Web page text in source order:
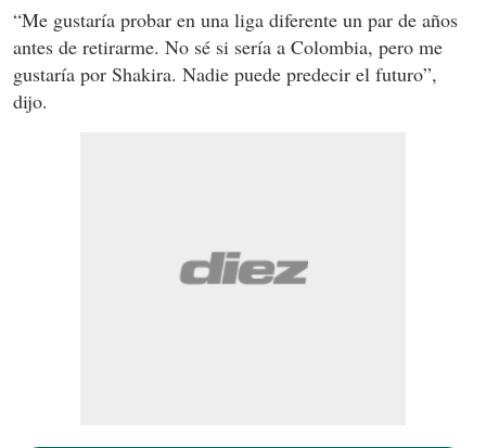
“Me gustaría probar en una liga diferente un par de años
antes de retirarme. No sé si sería a Colombia, pero me
gustaría por Shakira. Nadie puede predecir el futuro”,
dijo.